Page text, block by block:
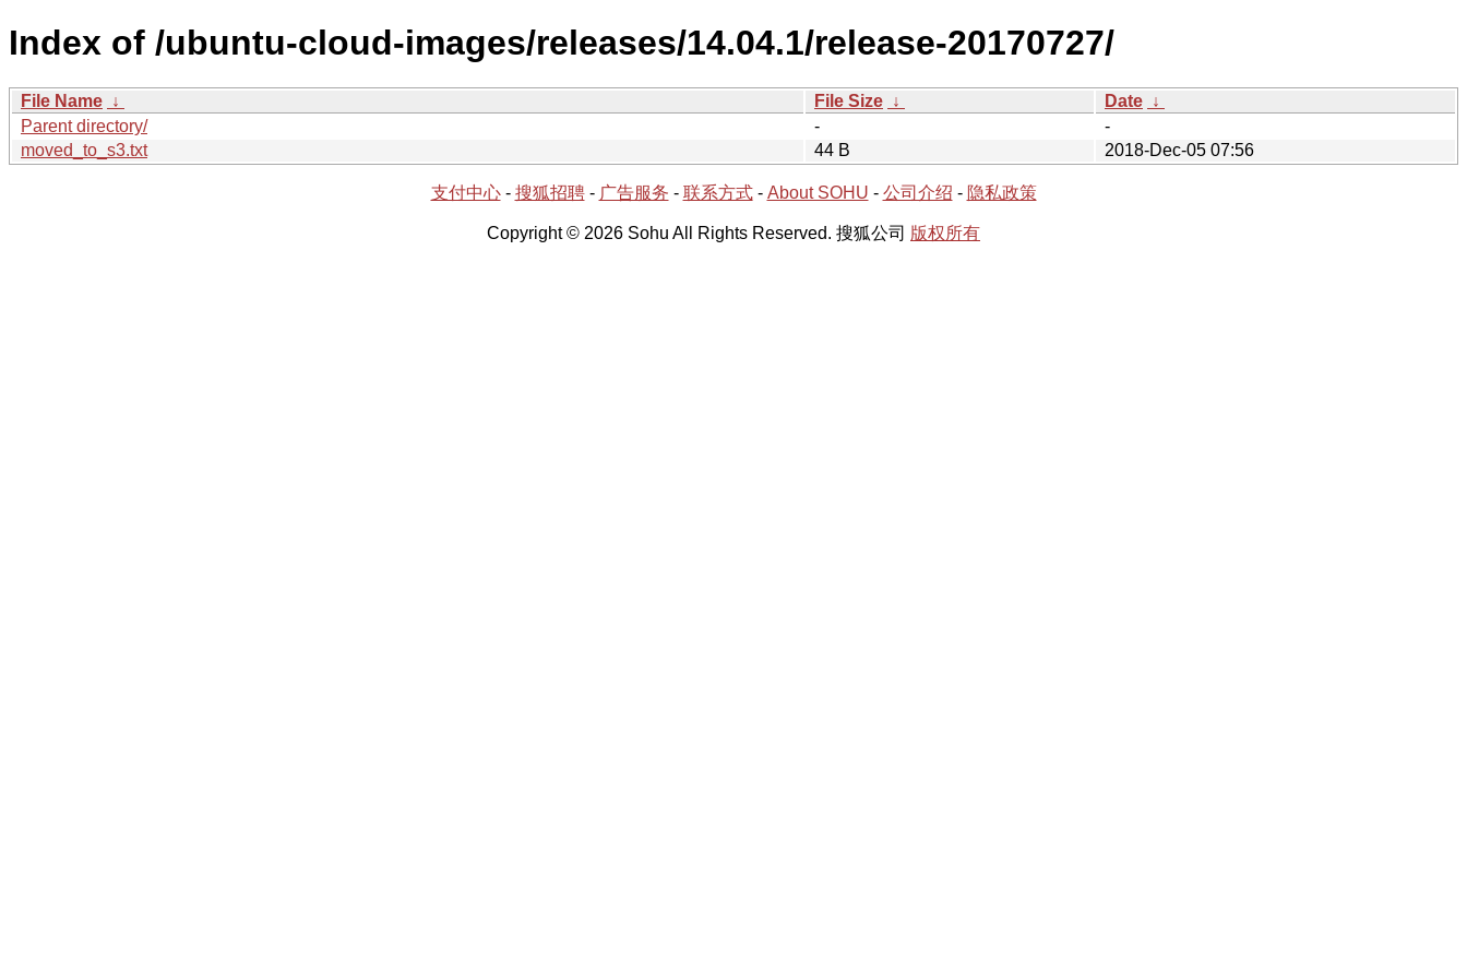
Index of /ubuntu-cloud-images/releases/14.04.1/release-20170727/
File Name ↓ File Size ↓ Date ↓
Parent directory/
-
-
moved_to_s3.txt
44 B 2018-Dec-05 07:56
支付中心- 搜狐招聘- 广告服务 - 联系方式- About SOHU - 公司介绍 - 隐私政策
Copyright © 2026 Sohu All Rights Reserved. 搜狐公司 版权所有